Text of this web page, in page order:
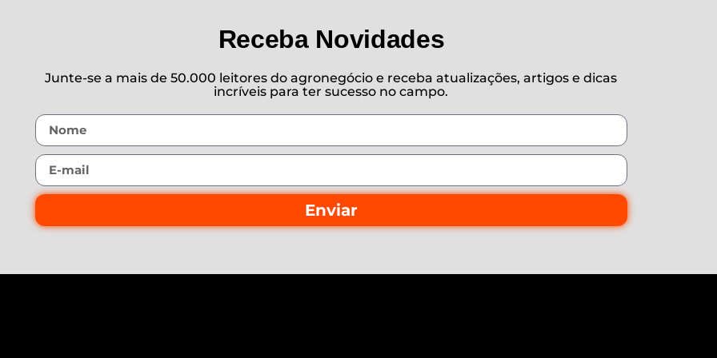
Receba Novidades
Junte-se a mais de 50.000 leitores do agronegócio e receba atualizações, artigos e dicas
incríveis para ter sucesso no campo.
Enviar